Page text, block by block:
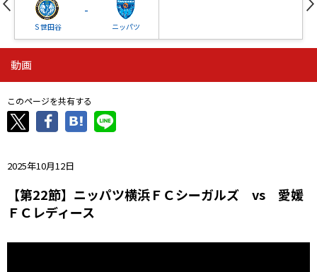
Ｓ世田谷
-
ニッパツ
ニッパツ
ニッパツ
-
石人の星
動画
このページを共有する
2025年10月12日
【第22節】ニッパツ横浜ＦＣシーガルズ vs 愛媛
ＦＣレディース